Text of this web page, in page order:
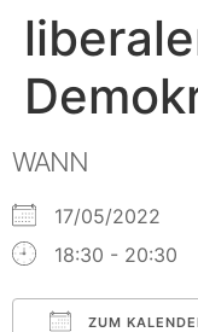
WANN
17/05/2022
18:30 - 20:30
ZUM